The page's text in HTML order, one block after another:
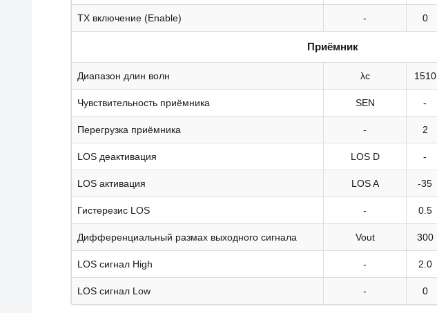
TX включение (Enable) - 0
Приёмник
Диапазон длин волн λc 1510
Чувствительность приёмника SEN -
Перегрузка приёмника - 2
LOS деактивация LOS D -
LOS активация LOS A -35
Гистерезис LOS - 0.5
Дифференциальный размах выходного сигнала Vout 300
LOS сигнал High - 2.0
LOS сигнал Low - 0